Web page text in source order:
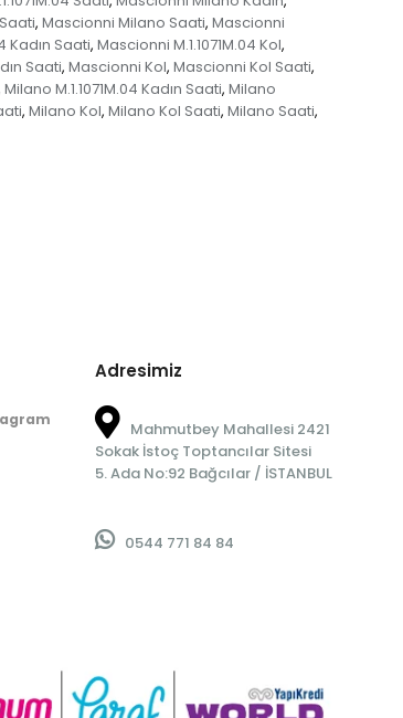
, Mascionni Milano Saati, Mascionni
Kadın Saati, Mascionni M.1.1071M.04 Kol,
Saati, Mascionni Kol, Mascionni Kol Saati,
Milano M.1.1071M.04 Kadın Saati, Milano
, Milano Kol, Milano Kol Saati, Milano Saati,
Adresimiz
Mahmutbey Mahallesi 2421
Sokak İstoç Toptancılar Sitesi
5. Ada No:92 Bağcılar / İSTANBUL
0544 771 84 84